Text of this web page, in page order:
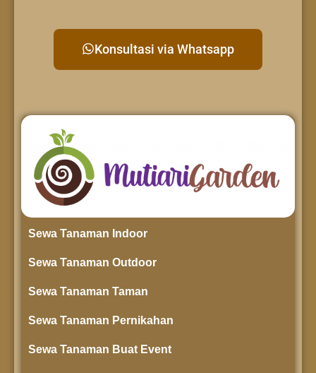
Konsultasi via Whatsapp
Sewa Tanaman Indoor
Sewa Tanaman Outdoor
Sewa Tanaman Taman
Sewa Tanaman Pernikahan
Sewa Tanaman Buat Event